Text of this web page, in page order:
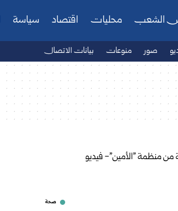
الشعب محليات اقتصاد سياسة
صور منوعات بيانات الاتصال
صحة